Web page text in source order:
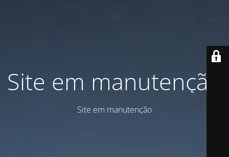
Site em manutenção
Site em manutenção